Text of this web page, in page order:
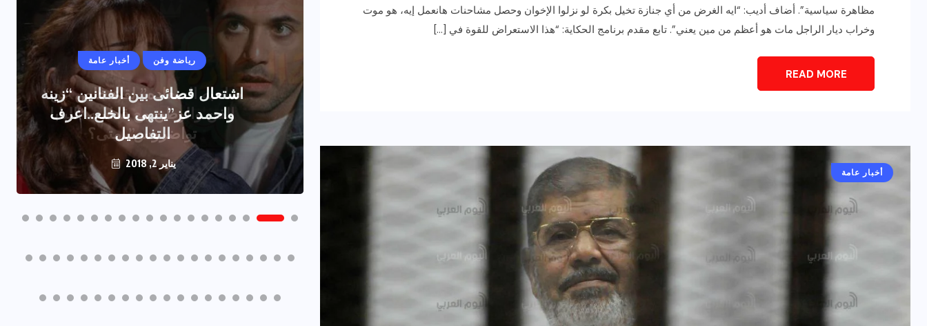
مظاهرة سياسية”. أضاف أديب: “ايه الغرض من أي جنازة تخيل بكرة لو نزلوا الإخوان وحصل مشاحنات هانعمل إيه، هو موت
وخراب ديار الراجل مات هو أعظم من مين يعني”. تابع مقدم برنامج الحكاية: “هذا الاستعراض للقوة في […]
READ MORE
أخبار عامة
أخبار عامة رياضة وفن
اشتعال قضائى بين الفنانين “زينه
واحمد عز”ينتهى بالخلع..اعرف
التفاصيل
يناير 2, 2018
رياضة وفن
رصد اهم تصاريحات